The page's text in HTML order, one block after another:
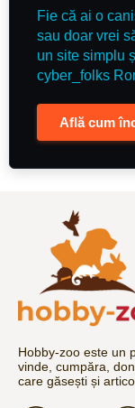
Fie că ai o
sau doar vrei
un site simplu
cyber_folks
Află cum
Hobby-zoo este un
vinde, cumpăra,
care găsești și